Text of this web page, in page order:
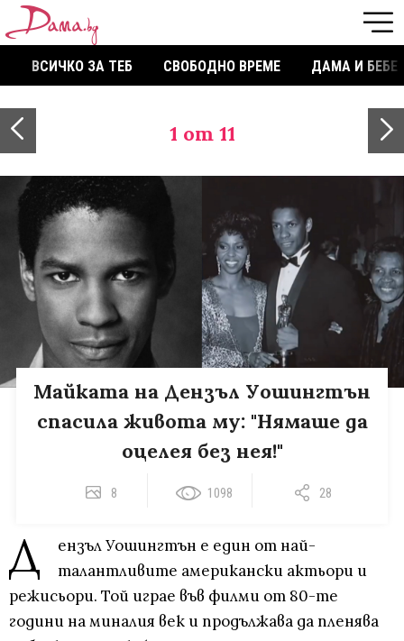
ВСИЧКО ЗА ТЕБ СВОБОДНО ВРЕМЕ ДАМА И БЕБЕ
1 от 11
Майката на Дензъл Уошингтън
спасила живота му: "Нямаше да
оцелея без нея!"
8 1098 28
Д
ензъл Уошингтън е един от най-
талантливите американски актьори и
режисьори. Той играе във филми от 80-те
години на миналия век и продължава да пленява